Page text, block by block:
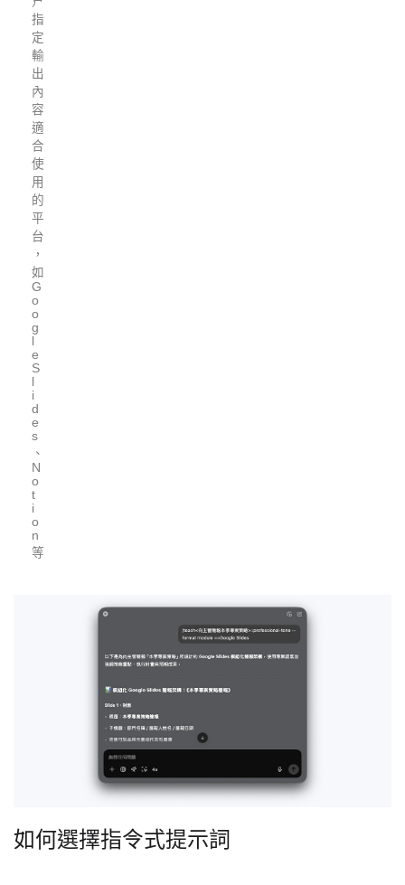
指
定
輸
出
內
容
適
合
使
用
的
平
台
，
如
G
o
o
g
e
S
i
d
e
s
、
N
o
t
i
o
n
等
如何選擇指令式提示詞